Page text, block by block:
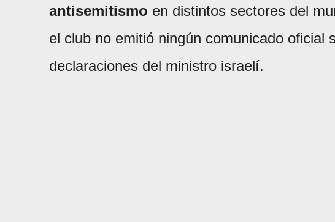
antisemitismo en distintos sectores del
el club no emitió ningún comunicado oficial
declaraciones del ministro israelí.